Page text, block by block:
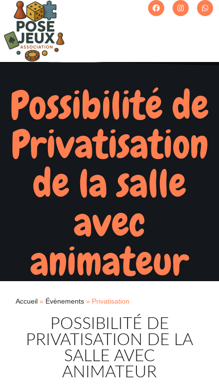
Possibilité de
Privatisation
de la salle
avec
animateur
Accueil » Évènements » Privatisation
POSSIBILITÉ DE
PRIVATISATION DE LA
SALLE AVEC
ANIMATEUR